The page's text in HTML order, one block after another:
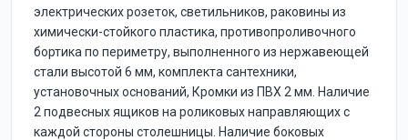
электрических розеток, светильников, раковины из
химически-стойкого пластика, противопроливочного
бортика по периметру, выполненного из нержавеющей
стали высотой 6 мм, комплекта сантехники,
установочных оснований, Кромки из ПВХ 2 мм. Наличие
2 подвесных ящиков на роликовых направляющих с
каждой стороны столешницы. Наличие боковых